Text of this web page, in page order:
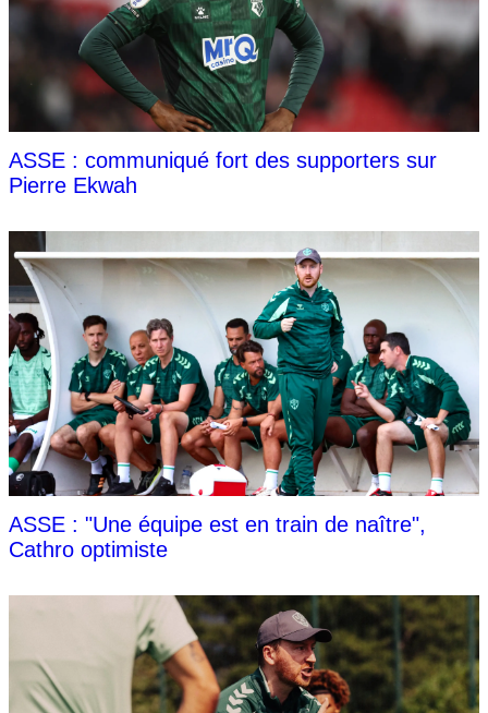
ASSE : communiqué fort des supporters sur
Pierre Ekwah
ASSE : "Une équipe est en train de naître",
Cathro optimiste